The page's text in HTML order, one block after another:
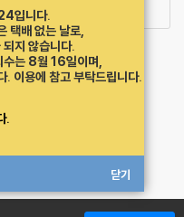
입니다.
배 없는 날로,
지 않습니다.
수는 8월 16일이며,
. 이용에 참고 부탁드립니다.
.
닫기
6399
중고샵 1566-4295
상담
고